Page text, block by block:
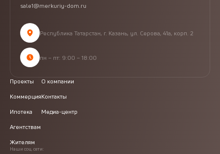
sale1@merkuriy-dom.ru
Республика Татарстан, г. Казань, ул. Серова, 41а, корп. 2
пн – пт: 9:00 – 18:00
Проекты
Коммерция
Ипотека
Агентствам
Жителям
О компании
Контакты
Медиа-центр
Наши соц. сети: